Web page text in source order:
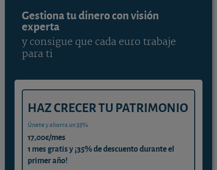
Gestiona tu dinero con visión
experta
y consigue que cada euro trabaje
para ti
HAZ CRECER TU PATRIMONIO
Únete y ahorra un 35%
17,00€/mes
1 mes gratis y ¡35% de descuento durante el
primer año!